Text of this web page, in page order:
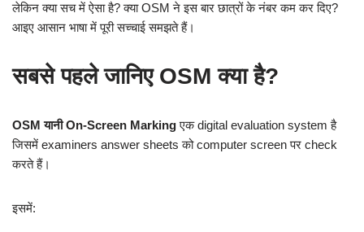
लेकिन क्या सच में ऐसा है? क्या OSM ने इस बार छात्रों के नंबर कम कर दिए?
आइए आसान भाषा में पूरी सच्चाई समझते हैं।
सबसे पहले जानिए OSM क्या है?
OSM यानी On-Screen Markingएक digital evaluation system है
जिसमें examiners answer sheets को computer screen पर check
करते हैं।
इसमें: